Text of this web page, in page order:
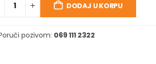
DODAJ U KORPU
pozivom: 069 111 2322